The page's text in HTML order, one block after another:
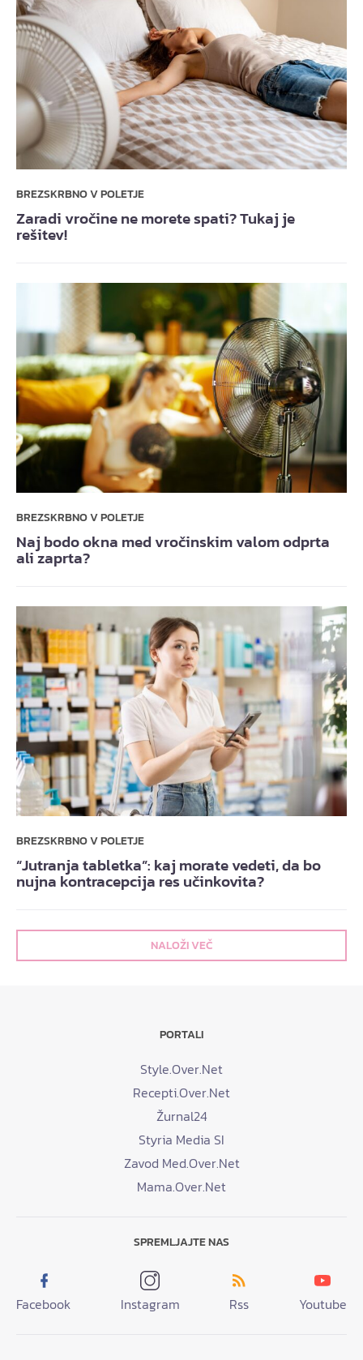
BREZSKRBNO V POLETJE
Zaradi vročine ne morete spati? Tukaj je
rešitev!
BREZSKRBNO V POLETJE
Naj bodo okna med vročinskim valom odprta
ali zaprta?
BREZSKRBNO V POLETJE
“Jutranja tabletka”: kaj morate vedeti, da bo
nujna kontracepcija res učinkovita?
NALOŽI VEČ
PORTALI
Style.Over.Net
Recepti.Over.Net
Žurnal24
Styria Media SI
Zavod Med.Over.Net
Mama.Over.Net
SPREMLJAJTE NAS
Facebook Instagram Rss Youtube